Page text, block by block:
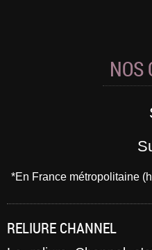
NOS
*En France métropolitaine
RELIURE CHANNEL